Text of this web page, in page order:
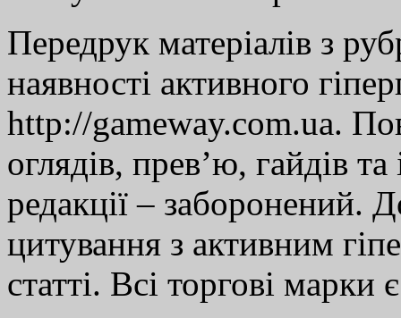
Передрук матеріалів з
наявності активного
http://gameway.com.ua.
оглядів, прев’ю, гайдів
редакції – заборонений.
цитування з активним
статті. Всі торгові марки